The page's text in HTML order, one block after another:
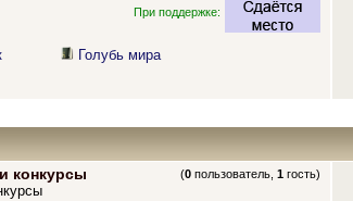
При поддержке:
Голубь мира
конкурсы (0 пользователь,1 гость)